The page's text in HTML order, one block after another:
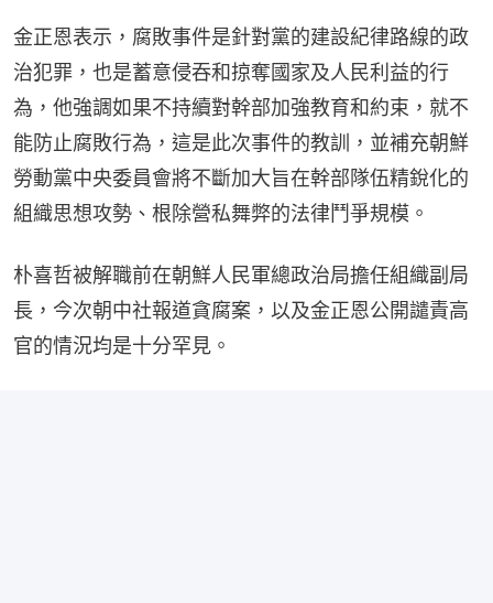
金正恩表示，腐敗事件是針對黨的建設紀律路線的政
治犯罪，也是蓄意侵吞和掠奪國家及人民利益的行
為，他強調如果不持續對幹部加強教育和約束，就不
能防止腐敗行為，這是此次事件的教訓，並補充朝鮮
勞動黨中央委員會將不斷加大旨在幹部隊伍精銳化的
組織思想攻勢、根除營私舞弊的法律鬥爭規模。
朴喜哲被解職前在朝鮮人民軍總政治局擔任組織副局
長，今次朝中社報道貪腐案，以及金正恩公開譴責高
官的情況均是十分罕見。